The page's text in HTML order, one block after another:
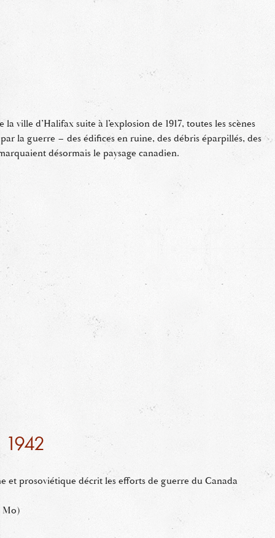
ville d’Halifax suite à l’explosion de 1917, toutes les scènes
la guerre – des édifices en ruine, des débris éparpillés, des
désormais le paysage canadien.
et prosoviétique décrit les efforts de guerre du Canada
Mo)